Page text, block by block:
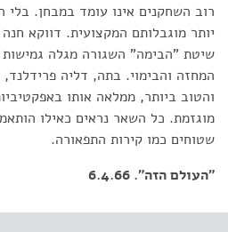
רוב השחקנים אינו עומד במבחן. בלי
יותר מוגבלותם המקצועית. דווקא
שיטת "הבימה" השגורה מגלה גמישות
המחזה והבימוי. בתה, דליה
והטוב ביותר, ממלאה אותו
מוגזמת. כל השאר נראים כאילו
שטוחים כמו קירות התפאורה.
"העולם הזה". 6.4.66